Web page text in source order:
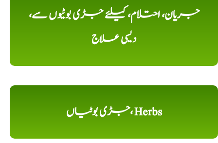
جریان، احتلام، کیلئے جڑی بوٹیوں سے،
دیسی علاج
جڑی بوٹیاں، Herbs